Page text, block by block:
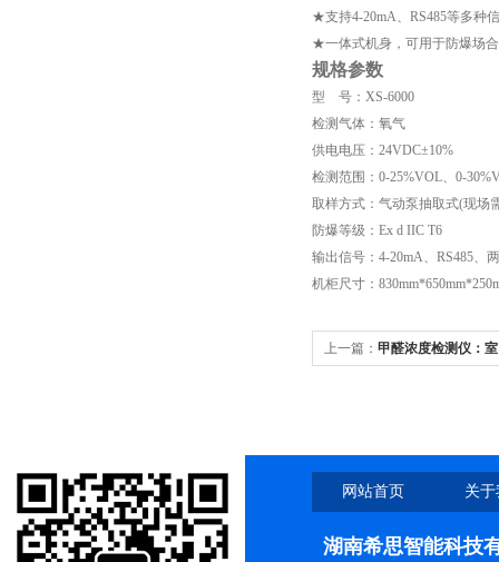
★支持4-20mA、RS485等多种
★一体式机身，可用于防爆场合
规格参数
型 号：XS-6000
检测气体：氧气
供电电压：24VDC±10%
检测范围：0-25%VOL、0-
取样方式：气动泵抽取式(现场
防爆等级：Ex d IIC T6
输出信号：4-20mA、RS485、
机柜尺寸：
上一篇： 甲醛浓度检测仪：
网站首页 关
湖南希思智能科技